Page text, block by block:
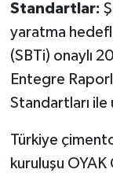
Standartlar:
yaratma
(SBTi) onaylı
Entegre
Standartları ile
Türkiye
kuruluşu